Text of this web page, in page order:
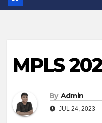
MPLS
By Admin
JUL 24, 2023